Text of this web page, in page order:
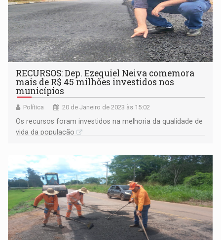
RECURSOS: Dep. Ezequiel Neiva comemora
mais de R$ 45 milhões investidos nos
municípios
Política 20 de Janeiro de 2023 às 15:02
Os recursos foram investidos na melhoria da qualidade de
vida da população